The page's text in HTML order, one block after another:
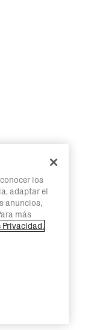
los
adaptar el
anuncios,
más
Privacidad.